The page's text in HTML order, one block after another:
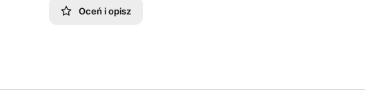
Oceń i opisz